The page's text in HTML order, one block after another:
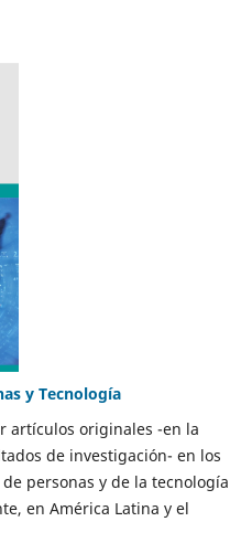
y Tecnología
artículos originales -en la
de investigación- en los
personas y de la tecnología
en América Latina y el